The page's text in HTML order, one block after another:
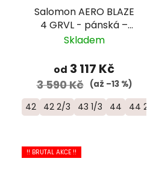
Salomon AERO BLAZE
4 GRVL - pánská –
modrá
Skladem
od 3 117 Kč
3 590 Kč (až –13 %)
42 42 2/3 43 1/3 44 44
!! BRUTAL AKCE !!